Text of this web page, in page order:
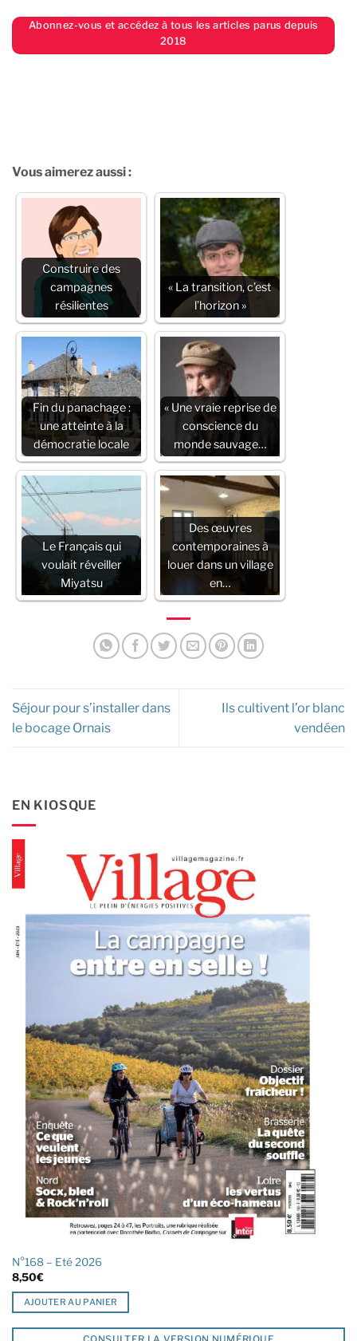
Abonnez-vous et accédez à tous les articles parus depuis
2018
Vous aimerez aussi :
Construire des
campagnes
résilientes
« La transition, c’est
l’horizon »
Fin du panachage :
une atteinte à la
démocratie locale
« Une vraie reprise de
conscience du
monde sauvage…
Le Français qui
voulait réveiller
Miyatsu
Des œuvres
contemporaines à
louer dans un village
en…
Séjour pour s’installer dans
le bocage Ornais
Ils cultivent l’or blanc
vendéen
EN KIOSQUE
N°168 – Eté 2026
8,50€
AJOUTER AU PANIER